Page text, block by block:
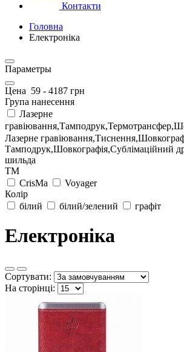
Контакти
Головна
Електроніка
Параметры
Цена 59 - 4187 грн
Група нанесення
Лазерне
Лазерне
Тамподрук,Шовкографія,Сублімаційний
шильда
ТМ
CrisMa
Voyager
Колір
білий
білий/зелений графіт
Електроніка
Сортувати:
На сторінці: